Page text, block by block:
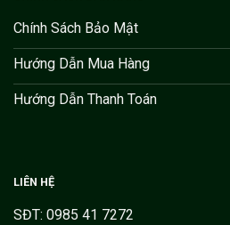
Chính Sách Bảo Mật
Hướng Dẫn Mua Hàng
Hướng Dẫn Thanh Toán
LIÊN HỆ
SĐT: 0985 41 7272